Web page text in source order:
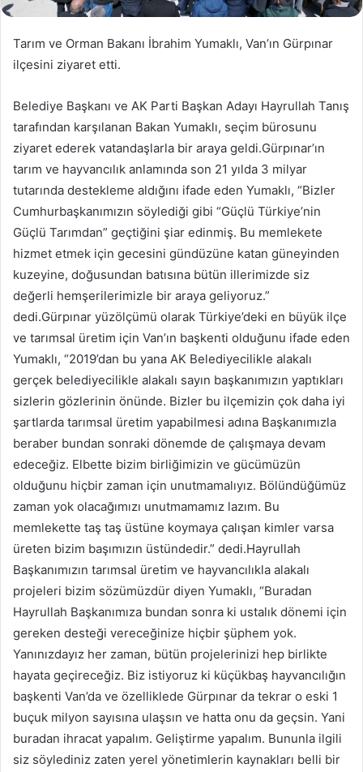
Tarım ve Orman Bakanı İbrahim Yumaklı, Van’ın Gürpınar
ilçesini ziyaret etti.
Belediye Başkanı ve AK Parti Başkan Adayı Hayrullah Tanış
tarafından karşılanan Bakan Yumaklı, seçim bürosunu
ziyaret ederek vatandaşlarla bir araya geldi.Gürpınar’ın
tarım ve hayvancılık anlamında son 21 yılda 3 milyar
tutarında destekleme aldığını ifade eden Yumaklı, “Bizler
Cumhurbaşkanımızın söylediği gibi “Güçlü Türkiye’nin
Güçlü Tarımdan” geçtiğini şiar edinmiş. Bu memlekete
hizmet etmek için gecesini gündüzüne katan güneyinden
kuzeyine, doğusundan batısına bütün illerimizde siz
değerli hemşerilerimizle bir araya geliyoruz.”
dedi.Gürpınar yüzölçümü olarak Türkiye’deki en büyük ilçe
ve tarımsal üretim için Van’ın başkenti olduğunu ifade eden
Yumaklı, “2019’dan bu yana AK Belediyecilikle alakalı
gerçek belediyecilikle alakalı sayın başkanımızın yaptıkları
sizlerin gözlerinin önünde. Bizler bu ilçemizin çok daha iyi
şartlarda tarımsal üretim yapabilmesi adına Başkanımızla
beraber bundan sonraki dönemde de çalışmaya devam
edeceğiz. Elbette bizim birliğimizin ve gücümüzün
olduğunu hiçbir zaman için unutmamalıyız. Bölündüğümüz
zaman yok olacağımızı unutmamamız lazım. Bu
memlekette taş taş üstüne koymaya çalışan kimler varsa
üreten bizim başımızın üstündedir.” dedi.Hayrullah
Başkanımızın tarımsal üretim ve hayvancılıkla alakalı
projeleri bizim sözümüzdür diyen Yumaklı, “Buradan
Hayrullah Başkanımıza bundan sonra ki ustalık dönemi için
gereken desteği vereceğinize hiçbir şüphem yok.
Yanınızdayız her zaman, bütün projelerinizi hep birlikte
hayata geçireceğiz. Biz istiyoruz ki küçükbaş hayvancılığın
başkenti Van’da ve özelliklede Gürpınar da tekrar o eski 1
buçuk milyon sayısına ulaşsın ve hatta onu da geçsin. Yani
buradan ihracat yapalım. Geliştirme yapalım. Bununla ilgili
siz söylediniz zaten yerel yönetimlerin kaynakları belli bir